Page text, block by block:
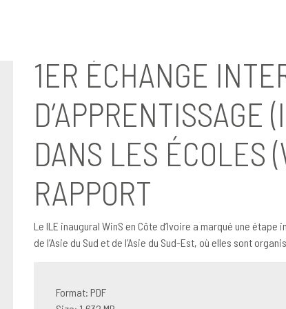
1ER ÉCHANGE
D’APPRENTISSAGE
DANS LES ÉCOLES
RAPPORT
Le ILE inaugural WinS en Côte d’Ivoire a marqué une
de l’Asie du Sud et de l’Asie du Sud-Est, où elles sont
Format: PDF